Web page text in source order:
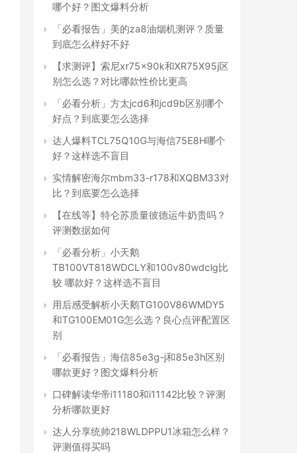
哪个好？图文爆料分析
「必看报告」美的za8油烟机测评？质量
到底怎么样好不好
【求测评】索尼xr75x90k和XR75X95j区
别怎么选？对比哪款性价比更高
「必看分析」方太jcd6和jcd9b区别哪个
好点？到底要怎么选择
达人爆料TCL75Q10G与海信75E8H哪个
好？这样选不盲目
实情解密海尔mbm33-r178和XQBM33对
比？到底要怎么选择
【在线等】特仑苏质量彼德运牛奶贵吗？
评测数据如何
「必看分析」小天鹅
TB100VT818WDCLY和100v80wdclg比
较 哪款好？这样选不盲目
用后感受解析小天鹅TG100V86WMDY5
和TG100EM01G怎么选？良心点评配置区
别
「必看报告」海信85e3g-j和85e3h区别
哪款更好？图文爆料分析
口碑解读华帝i11180和i11142比较？评测
分析哪款更好
达人分享统帅218WLDPPU1冰箱怎么样？
评测值得买吗